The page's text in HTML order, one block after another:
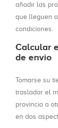
añadir las
que lleguen
condiciones.
Calcular
de envio
Tomarse su
trasladar el
provincia a
en dos